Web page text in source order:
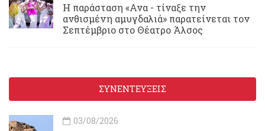
Η παράσταση «Ανα - τίναξε την
ανθισμένη αμυγδαλιά» παρατείνεται τον
Σεπτέμβριο στο Θέατρο Άλσος
ΣΥΝΕΝΤΕΥΞΕΙΣ
03/08/2026